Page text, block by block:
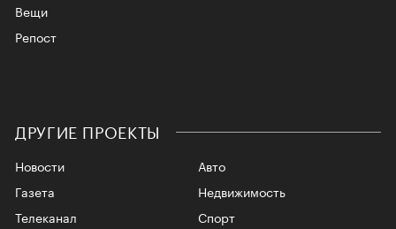
Вещи
Репост
ДРУГИЕ ПРОЕКТЫ
Новости
Газета
Телеканал
Авто
Недвижимость
Спорт